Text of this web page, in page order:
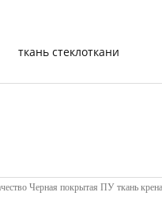
ткань стеклоткани